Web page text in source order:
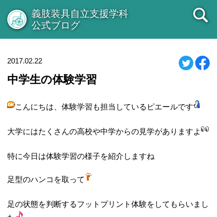
義肢装具自立支援学科
公式ブログ
2017.02.22
中学生の体験学習
こんにちは、体験学習も担当しているピエールです
大学にはたくさんの高校や中学からの見学がありますよ
特に今日は体験学習の様子を紹介しますね
足型のハンコを取って
足の状態を判断するフットプリント体験をしてもらいまし